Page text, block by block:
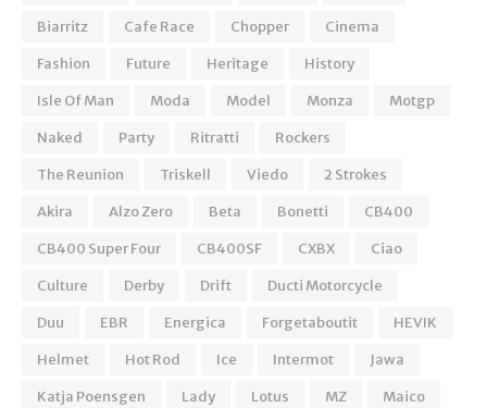
Biarritz
Cafe Race Chopper
Cinema
Fashion
Future Heritage
History
Isle Of Man
Moda Model Monza
Motgp
Naked
Party Ritratti
Rockers
The Reunion
Triskell Viedo
2 Strokes
Akira
Alzo Zero Beta Bonetti
CB400
CB400 Super Four
CB400SF CXBX
Ciao
Culture
Derby Drift
Ducti Motorcycle
Duu
EBR Energica Forgetaboutit
HEVIK
Helmet
Hot Rod Ice Intermot
Jawa
Katja Poensgen
Lady Lotus MZ
Maico